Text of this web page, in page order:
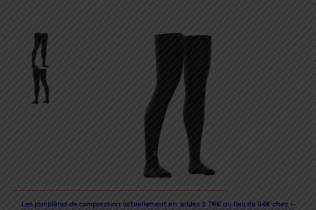
Les jambières de compression actuellement en soldes à 76€ au lieu de 94€ chez i-